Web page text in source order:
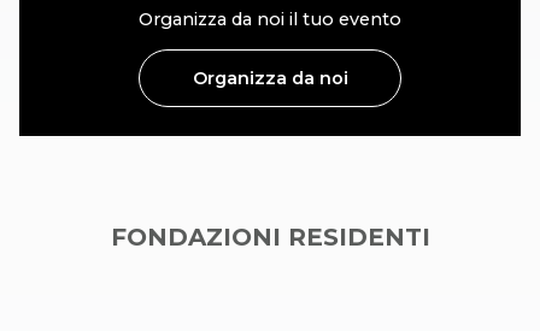
Organizza da noi il tuo evento
Organizza da noi
FONDAZIONI RESIDENTI